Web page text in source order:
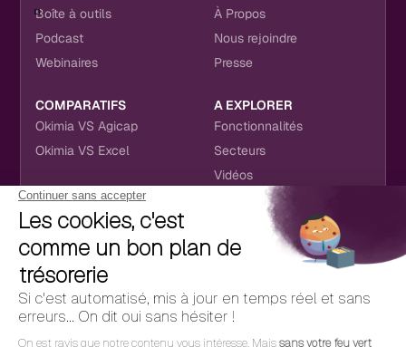
Boîte à outils
Podcast
Webinaires
À Propos
Nous rejoindre
Presse
COMPARATIFS
Okimia VS Agicap
Okimia VS Excel
A EXPLORER
Fonctionnalités
Secteurs
Vidéos
NOUS RETROUVER
CONTACT
hello@okimia.com
01 76 50 33 88
RÉSEAUX SOCIAUX
Youtube
Instagram